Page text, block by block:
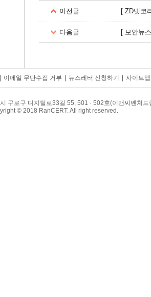
이전글 [ ZD넷코
다음글 [ 보안뉴
이메일 무단수집 거부 뉴스레터 신청하기 사이트맵
구로구 디지털로33길 55, 501 · 502호(이앤씨벤처드
© 2018 RanCERT. All right reserved.